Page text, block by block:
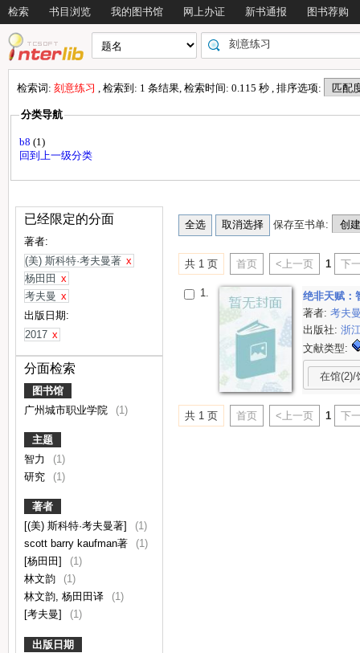
检索 书目浏览 我的图书馆 网上办证 新书通报 图书荐购
检索词: 刻意练习 , 检索到: 1 条结果, 检索时间: 0.115 秒 , 排序选项:
分类导航
b8 (1)
回到上一级分类
已经限定的分面
著者:
(美) 斯科特·考夫曼著 x
杨田田 x
考夫曼 x
出版日期:
2017 x
分面检索
图书馆
广州城市职业学院
(1)
主题
智力
(1)
研究
(1)
著者
[(美) 斯科特·考夫曼著]
(1)
scott barry kaufman著
(1)
[杨田田]
(1)
林文韵
(1)
林文韵, 杨田田译
(1)
[考夫曼]
(1)
出版日期
保存至书单:
共 1 页 首页 <上一页 1 下
1.
绝非天赋：
著者:考夫
出版社:浙
文献类型:
在馆(2)/
共 1 页 首页 <上一页 1 下